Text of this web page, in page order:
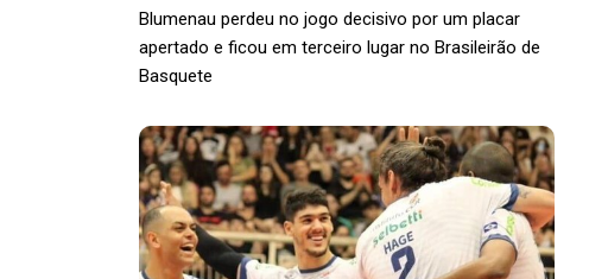
Blumenau perdeu no jogo decisivo por um placar
apertado e ficou em terceiro lugar no Brasileirão de
Basquete